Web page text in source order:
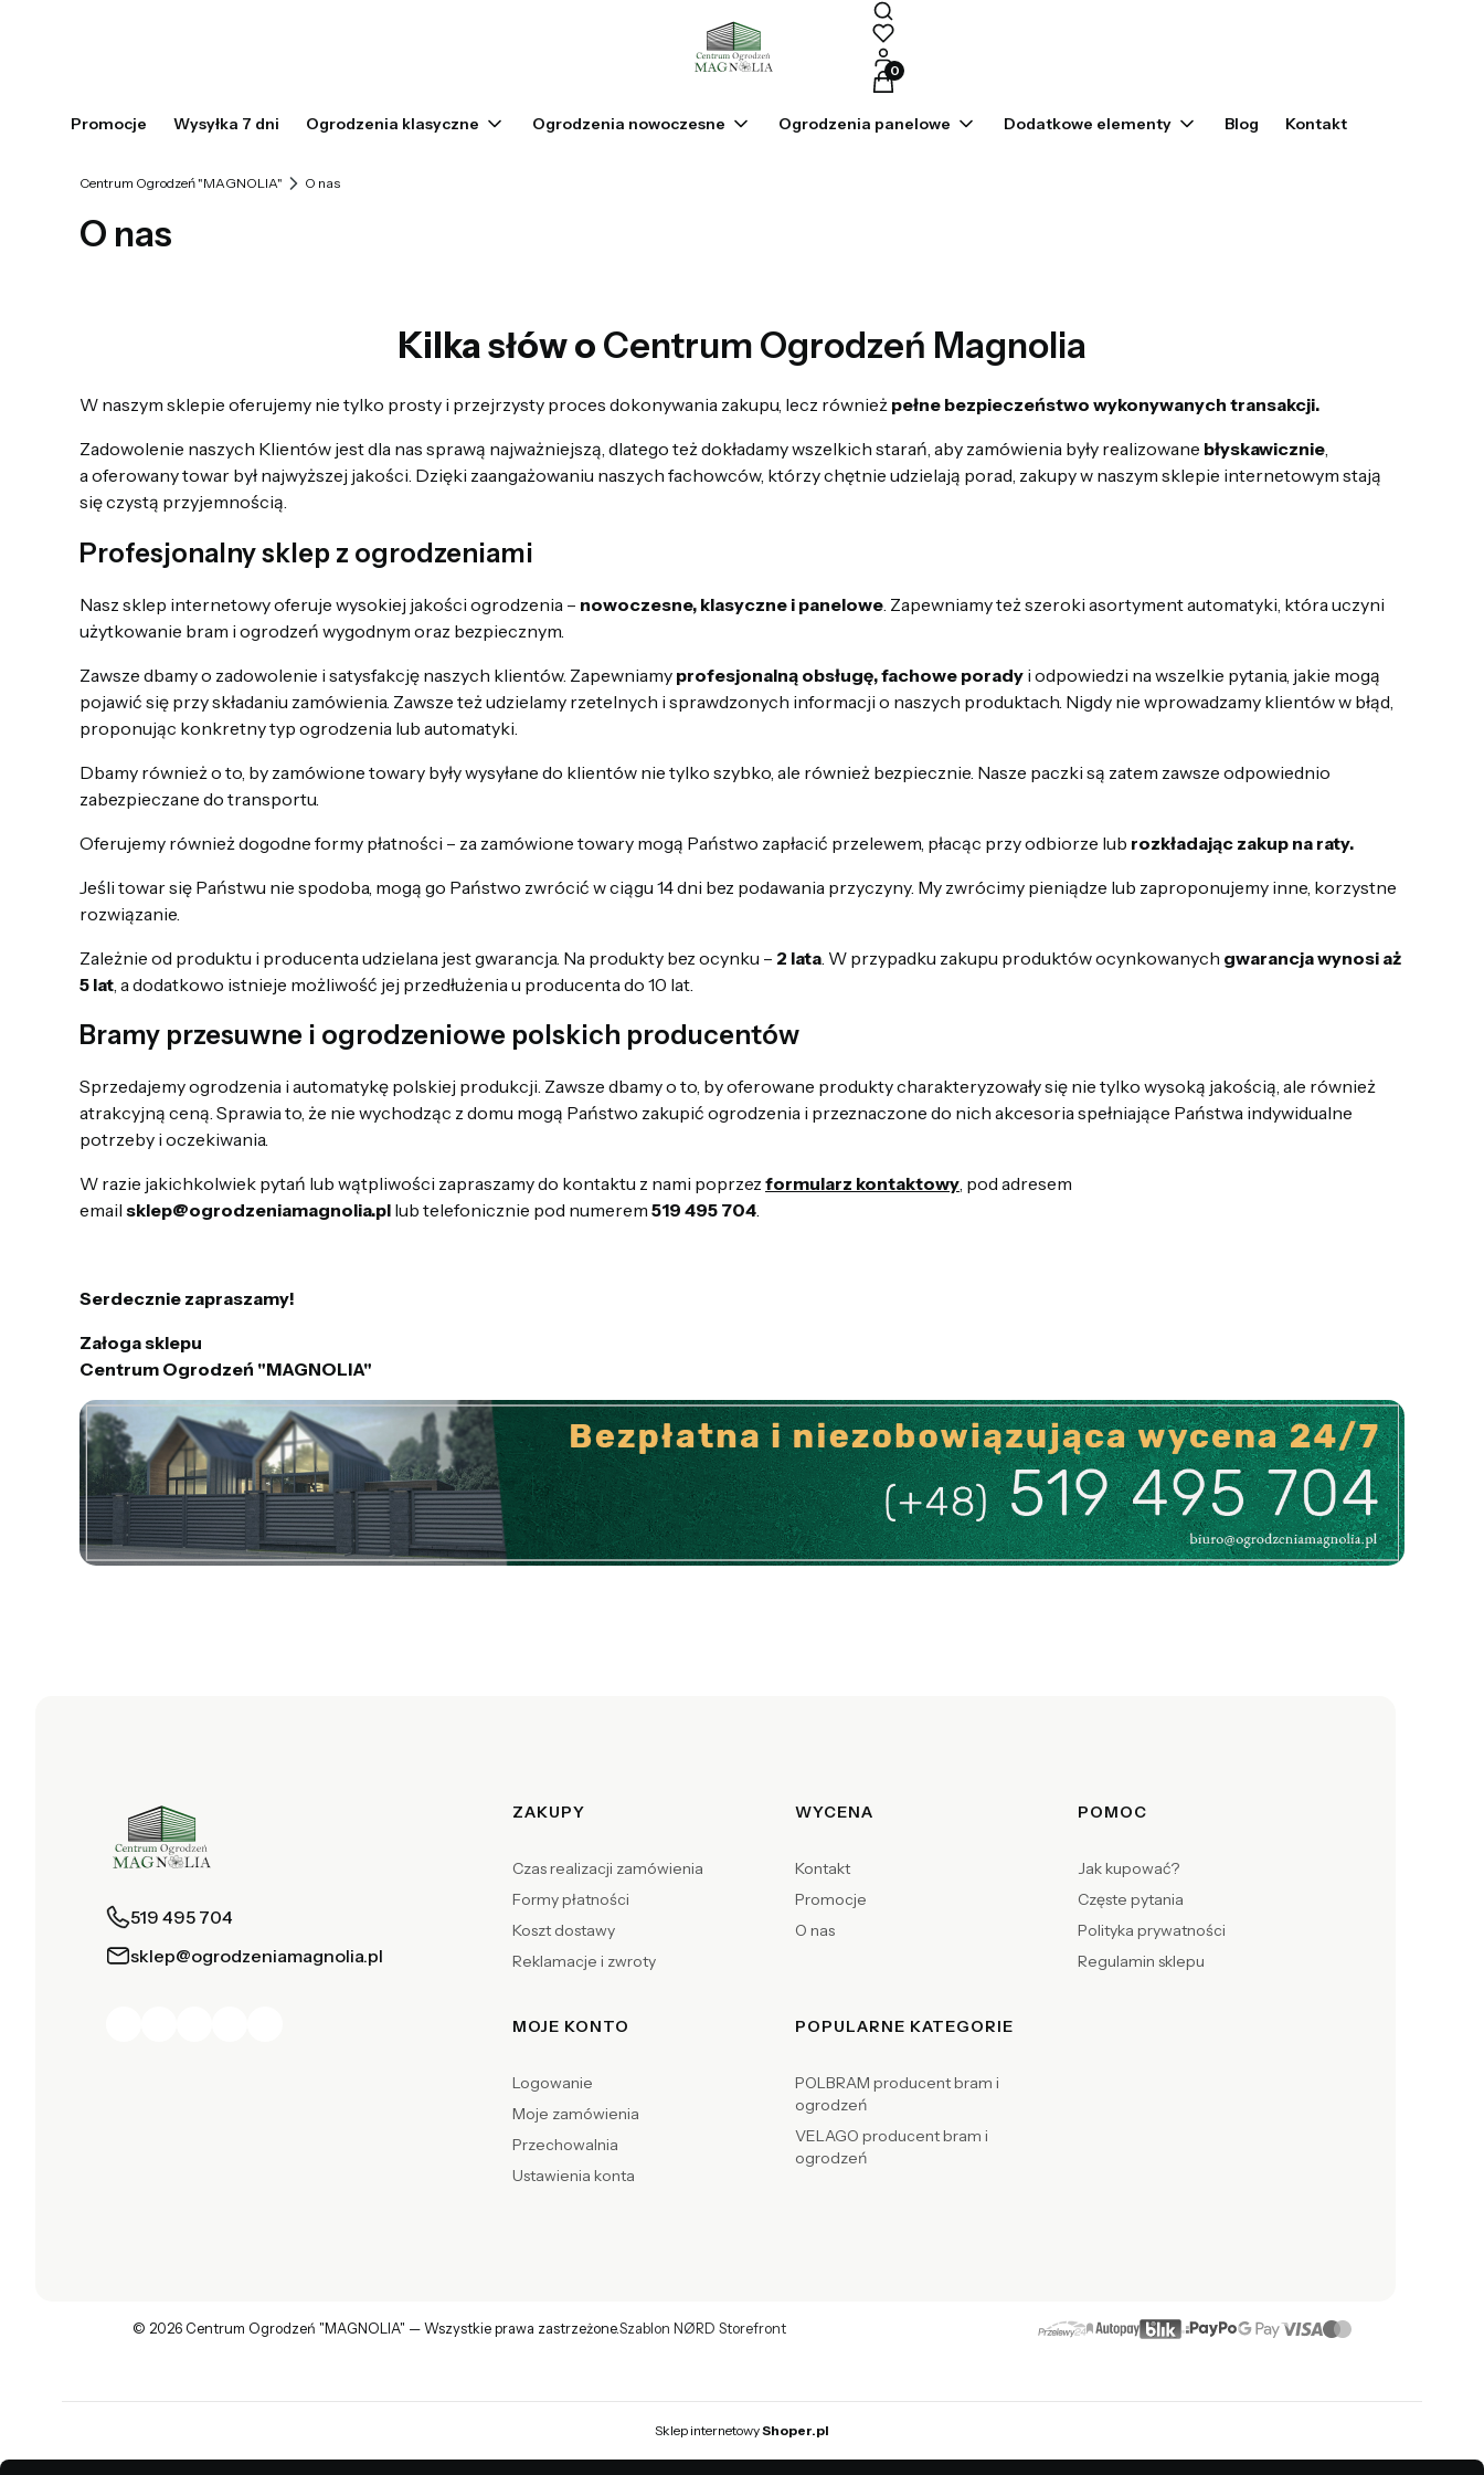
Produkty w koszyku: 0. Zobacz szczegóły
Promocje Wysyłka 7 dni Ogrodzenia klasyczne Ogrodzenia nowoczesne Ogrodzenia panelowe Dodatkowe elementy Blog Kontakt
Centrum Ogrodzeń "MAGNOLIA" O nas
O nas
Kilka słów o Centrum Ogrodzeń Magnolia
W naszym sklepie oferujemy nie tylko prosty i przejrzysty proces dokonywania zakupu, lecz również pełne bezpieczeństwo wykonywanych transakcji.
Zadowolenie naszych Klientów jest dla nas sprawą najważniejszą, dlatego też dokładamy wszelkich starań, aby zamówienia były realizowane błyskawicznie
a oferowany towar był najwyższej jakości. Dzięki zaangażowaniu naszych fachowców, którzy chętnie udzielają porad, zakupy w naszym sklepie internetowym stają
się czystą przyjemnością.
Profesjonalny sklep z ogrodzeniami
Nasz sklep internetowy oferuje wysokiej jakości ogrodzenia – nowoczesne, klasyczne i panelowe . Zapewniamy też szeroki asortyment automatyki, która uczyni
użytkowanie bram i ogrodzeń wygodnym oraz bezpiecznym.
Zawsze dbamy o zadowolenie i satysfakcję naszych klientów. Zapewniamy profesjonalną obsługę, fachowe porady i odpowiedzi na wszelkie pytania, jakie mogą
pojawić się przy składaniu zamówienia. Zawsze też udzielamy rzetelnych i sprawdzonych informacji o naszych produktach. Nigdy nie wprowadzamy klientów w błąd,
proponując konkretny typ ogrodzenia lub automatyki.
Dbamy również o to, by zamówione towary były wysyłane do klientów nie tylko szybko, ale również bezpiecznie. Nasze paczki są zatem zawsze odpowiednio
zabezpieczane do transportu.
Oferujemy również dogodne formy płatności – za zamówione towary mogą Państwo zapłacić przelewem, płacąc przy odbiorze lub rozkładając zakup na raty.
Jeśli towar się Państwu nie spodoba, mogą go Państwo zwrócić w ciągu 14 dni bez podawania przyczyny. My zwrócimy pieniądze lub zaproponujemy inne, korzystne
rozwiązanie.
Zależnie od produktu i producenta udzielana jest gwarancja. Na produkty bez ocynku – 2 lata . W przypadku zakupu produktów ocynkowanych gwarancja wynosi aż
5 lat , a dodatkowo istnieje możliwość jej przedłużenia u producenta do 10 lat.
Bramy przesuwne i ogrodzeniowe polskich producentów
Sprzedajemy ogrodzenia i automatykę polskiej produkcji. Zawsze dbamy o to, by oferowane produkty charakteryzowały się nie tylko wysoką jakością, ale również
atrakcyjną ceną. Sprawia to, że nie wychodząc z domu mogą Państwo zakupić ogrodzenia i przeznaczone do nich akcesoria spełniające Państwa indywidualne
potrzeby i oczekiwania.
W razie jakichkolwiek pytań lub wątpliwości zapraszamy do kontaktu z nami poprzez formularz kontaktowy, pod adresem
email sklep@ogrodzeniamagnolia.pl lub telefonicznie pod numerem 519 495 704.
Serdecznie zapraszamy!
Załoga sklepu
Centrum Ogrodzeń "MAGNOLIA"
519 495 704
sklep@ogrodzeniamagnolia.pl
Linki w stopce
ZAKUPY
Czas realizacji zamówienia
Formy płatności
Koszt dostawy
Reklamacje i zwroty
WYCENA
Kontakt
Promocje
O nas
POMOC
Jak kupować?
Częste pytania
Polityka prywatności
Regulamin sklepu
MOJE KONTO
Logowanie
Moje zamówienia
Przechowalnia
Ustawienia konta
POPULARNE KATEGORIE
POLBRAM producent bram i
ogrodzeń
VELAGO producent bram i
ogrodzeń
© 2026 Centrum Ogrodzeń "MAGNOLIA" — Wszystkie prawa zastrzeżone.Szablon NØRD Storefront
Sklep internetowyShoper.pl